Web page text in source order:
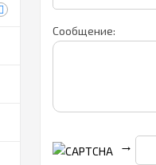
Сообщение:
→